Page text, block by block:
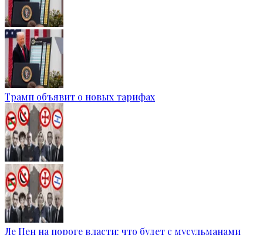
Трамп объявит о новых тарифах
Ле Пен на пороге власти: что будет с мусульманами